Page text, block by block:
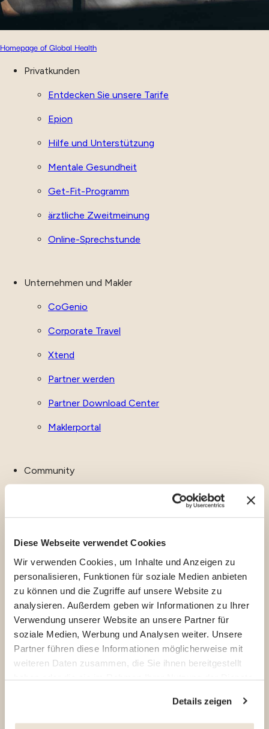
Diese Webseite verwendet Cookies
Wir verwenden Cookies, um Inhalte und Anzeigen zu
personalisieren, Funktionen für soziale Medien anbieten
zu können und die Zugriffe auf unsere Website zu
analysieren. Außerdem geben wir Informationen zu Ihrer
Verwendung unserer Website an unsere Partner für
soziale Medien, Werbung und Analysen weiter. Unsere
Partner führen diese Informationen möglicherweise mit
weiteren Daten zusammen, die Sie ihnen bereitgestellt
haben oder die sie im Rahmen Ihrer Nutzung der Dienste
Details zeigen
Homepage of Global Health
Privatkunden
Entdecken Sie unsere Tarife
Epion
Hilfe und Unterstützung
Mentale Gesundheit
Get-Fit-Programm
ärztliche Zweitmeinung
Online-Sprechstunde
Unternehmen und Makler
CoGenio
Corporate Travel
Xtend
Partner werden
Partner Download Center
Maklerportal
Community
Europa
Asien und Ozeanien
Amerika
Afrika und Nahen Osten
Expats erzählen
Blog
Wer wir sind